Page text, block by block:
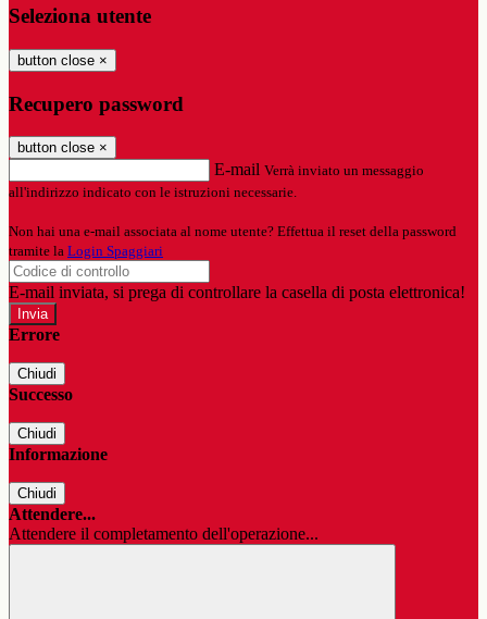
Seleziona utente
button close ×
Recupero password
button close ×
E-mail Verrà inviato un messaggio
all'indirizzo indicato con le istruzioni necessarie.
Non hai una e-mail associata al nome utente? Effettua il reset della password
tramite la Login Spaggiari
E-mail inviata, si prega di controllare la casella di posta elettronica!
Errore
Chiudi
Successo
Chiudi
Informazione
Chiudi
Attendere...
Attendere il completamento dell'operazione...